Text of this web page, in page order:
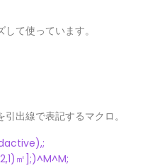
て使っています。
出線で表記するマクロ。
㎡];)^M^M;